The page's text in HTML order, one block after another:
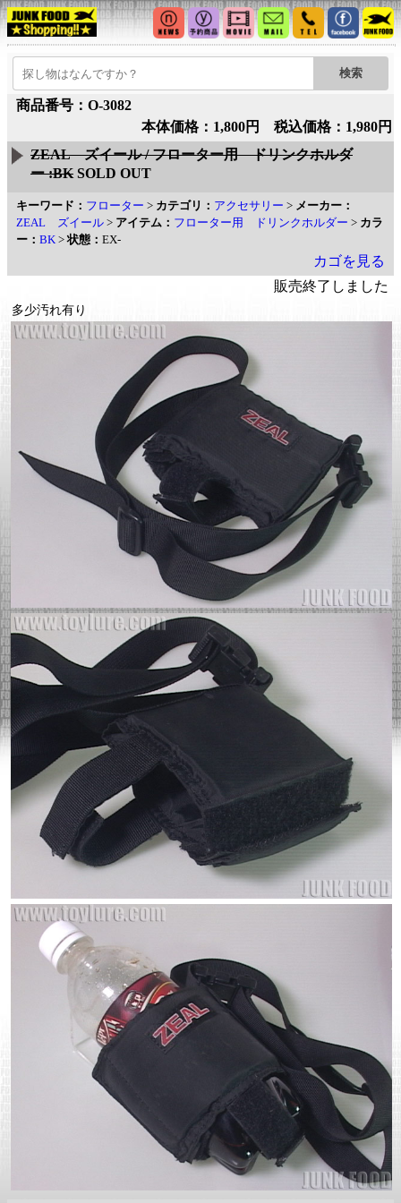
商品番号：O-3082
本体価格：1,800円 税込価格：1,980円
ZEAL ズイール / フローター用 ドリンクホルダ
ー :BK SOLD OUT
キーワード： フローター > カテゴリ： アクセサリー > メーカー：
ZEAL ズイール > アイテム： フローター用 ドリンクホルダー > カラ
ー： BK >状態： EX-
カゴを見る
販売終了しました
多少汚れ有り